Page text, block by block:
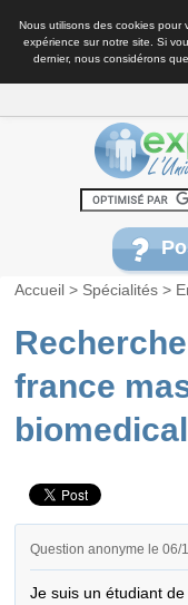
Nous utilisons des cookies pour
expérience sur notre site. Si
dernier, nous considérons
Accueil > Spécialités >
france
biomedical
Question anonyme le 06/
Je suis un étudiant